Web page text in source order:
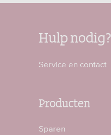
Hulp nodig?
Service en contact
Producten
Sparen